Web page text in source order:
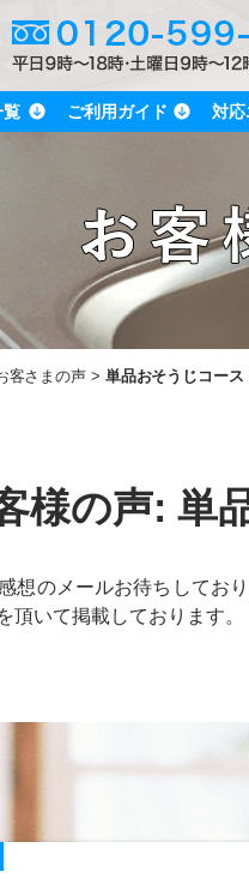
覧 ご利用ガイド 対応
客さまの声 単品おそうじコース
様の声: 単
想のメールお待ちしてお
頂いて掲載しております。